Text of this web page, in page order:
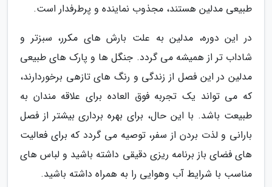
طبیعی مدلین هستند، مجذوب نماینده و پرطرفدار است.
در این دوره، مدلین به علت بارش های مکرر، سبزتر و
شاداب تر از همیشه می گردد. جنگل ها و پارک های طبیعی
مدلین در این فصل از زندگی و رنگ های تازهی برخوردارند،
که می تواند یک تجربه فوق العاده برای علاقه مندان به
طبیعت باشد. با این حال، برای بهره برداری بیشتر از فصل
بارانی و لذت بردن از سفر، توصیه می گردد که برای فعالیت
های فضای باز برنامه ریزی دقیقی داشته باشید و لباس های
مناسب با شرایط آب وهوایی را به همراه داشته باشید.